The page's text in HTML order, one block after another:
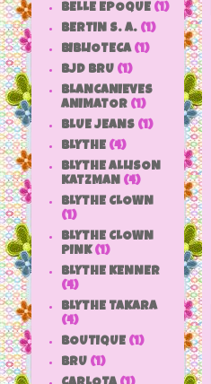
BELLE EPOQUE (1)
BERTIN S. A. (1)
BIBLIOTECA (1)
BJD BRU (1)
BLANCANIEVES
ANIMATOR (1)
BLUE JEANS (1)
BLYTHE (4)
BLYTHE ALLISON
KATZMAN (4)
BLYTHE CLOWN
(1)
BLYTHE CLOWN
PINK (1)
BLYTHE KENNER
(4)
BLYTHE TAKARA
(4)
BOUTIQUE (1)
BRU (1)